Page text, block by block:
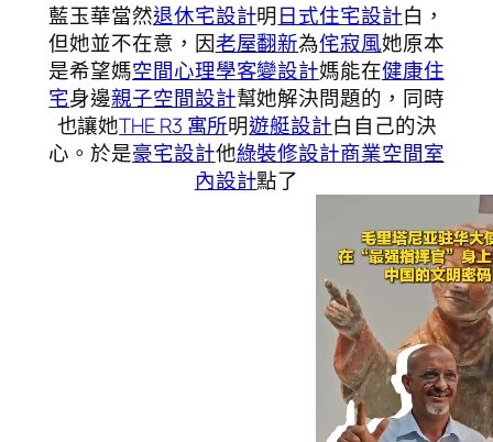
藍玉華當然退休宅設計明日式住宅設計白，
但她並不在意，因老屋翻新為侘寂風她原本
是希望媽空間心理學客變設計媽能在健康住
宅身邊親子空間設計幫她解決問題的，同時
也讓她THE R3 寓所明遊艇設計白自己的決
心。於是豪宅設計他綠裝修設計商業空間室
內設計點了